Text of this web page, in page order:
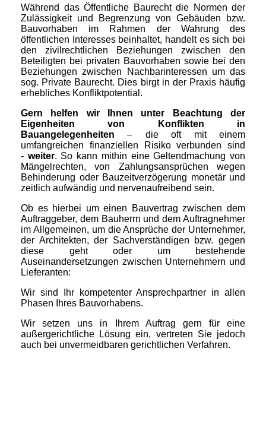
Während das Öffentliche Baurecht die Normen der
Zulässigkeit und Begrenzung von Gebäuden bzw.
Bauvorhaben im Rahmen der Wahrung des
öffentlichen Interesses beinhaltet, handelt es sich bei
den zivilrechtlichen Beziehungen zwischen den
Beteiligten bei privaten Bauvorhaben sowie bei den
Beziehungen zwischen Nachbarinteressen um das
sog. Private Baurecht. Dies birgt in der Praxis häufig
erhebliches Konfliktpotential.
Gern helfen wir Ihnen unter Beachtung der
Eigenheiten von Konflikten in
Bauangelegenheiten – die oft mit einem
umfangreichen finanziellen Risiko verbunden sind
- weiter. So kann mithin eine Geltendmachung von
Mängelrechten, von Zahlungsansprüchen wegen
Behinderung oder Bauzeitverzögerung monetär und
zeitlich aufwändig und nervenaufreibend sein.
Ob es hierbei um einen Bauvertrag zwischen dem
Auftraggeber, dem Bauherrn und dem Auftragnehmer
im Allgemeinen, um die Ansprüche der Unternehmer,
der Architekten, der Sachverständigen bzw. gegen
diese geht oder um bestehende
Auseinandersetzungen zwischen Unternehmern und
Lieferanten:
Wir sind Ihr kompetenter Ansprechpartner in allen
Phasen Ihres Bauvorhabens.
Wir setzen uns in Ihrem Auftrag gern für eine
außergerichtliche Lösung ein, vertreten Sie jedoch
auch bei unvermeidbaren gerichtlichen Verfahren.